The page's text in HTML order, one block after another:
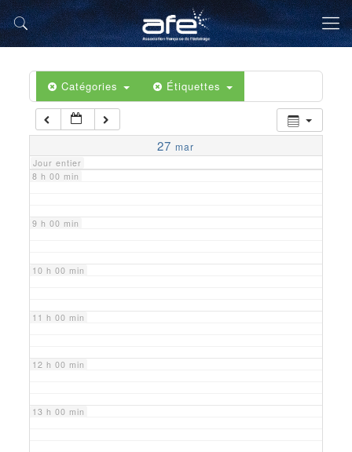
Catégories Étiquettes
27 mar
Jour entier
5 h 00 min
6 h 00 min
7 h 00 min
8 h 00 min
9 h 00 min
10 h 00 min
11 h 00 min
12 h 00 min
13 h 00 min